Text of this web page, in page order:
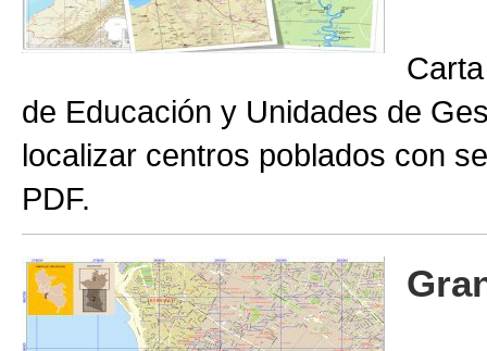
de Educación y Unidades de
localizar centros poblados con
PDF.